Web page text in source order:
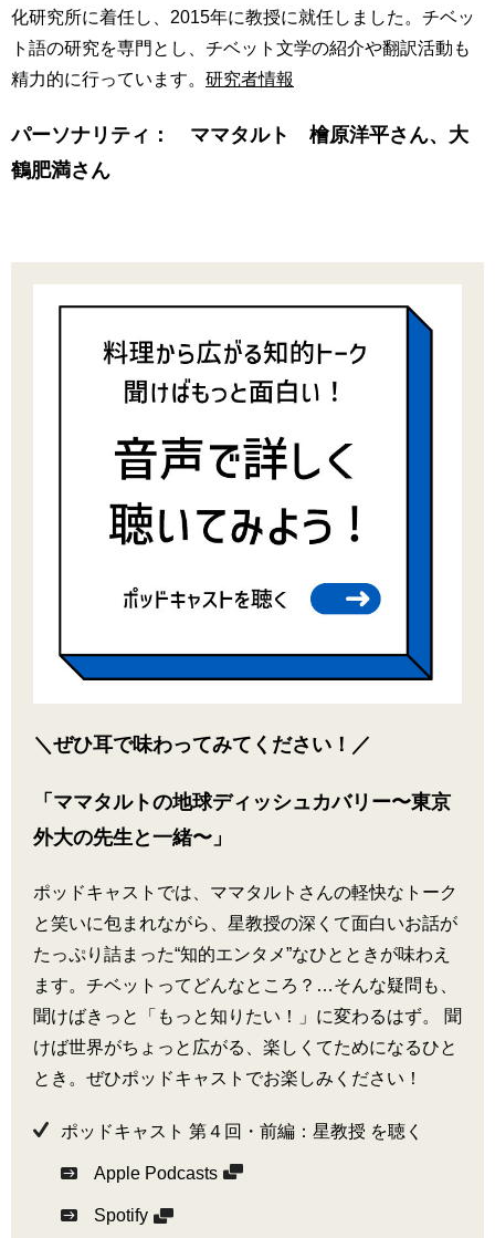
化研究所に着任し、2015年に教授に就任しました。チベッ
ト語の研究を専門とし、チベット文学の紹介や翻訳活動も
精力的に行っています。 研究者情報
パーソナリティ： ママタルト 檜原洋平さん、大
鶴肥満さん
＼ぜひ耳で味わってみてください！／
「ママタルトの地球ディッシュカバリー〜東京
外大の先生と一緒〜」
ポッドキャストでは、ママタルトさんの軽快なトーク
と笑いに包まれながら、星教授の深くて面白いお話が
たっぷり詰まった“知的エンタメ”なひとときが味わえ
ます。チベットってどんなところ？…そんな疑問も、
聞けばきっと「もっと知りたい！」に変わるはず。 聞
けば世界がちょっと広がる、楽しくてためになるひと
とき。ぜひポッドキャストでお楽しみください！
ポッドキャスト 第４回・前編：星教授 を聴く
Apple Podcasts
Spotify